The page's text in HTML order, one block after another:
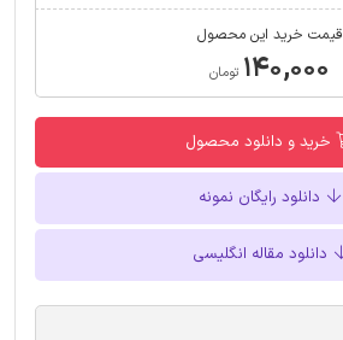
قیمت خرید این محصول
۱۴۰,۰۰۰ تومان
خرید و دانلود محصول
دانلود رایگان نمونه
دانلود مقاله انگلیسی